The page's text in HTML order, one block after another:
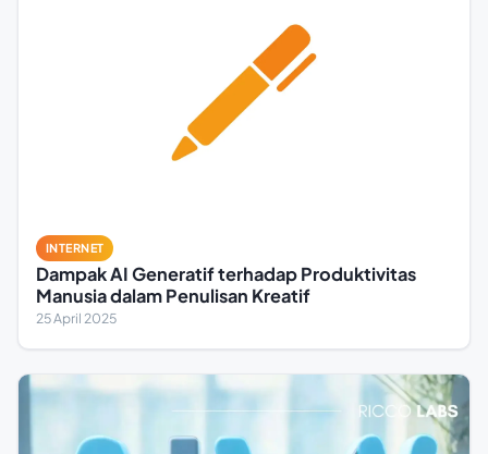
INTERNET
Dampak AI Generatif terhadap Produktivitas
Manusia dalam Penulisan Kreatif
25 April 2025